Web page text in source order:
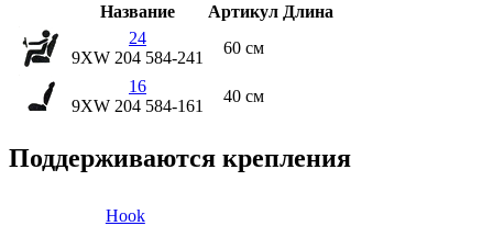
Название
Артикул Длина
24
9XW 204 584-241
60 см
16
9XW 204 584-161
40 см
Поддерживаются крепления
Hook